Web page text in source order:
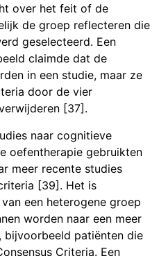
over het feit of de
de groep reflecteren die
geselecteerd. Een
claimde dat de
in een studie, maar ze
door de vier
[37].
naar cognitieve
oefentherapie gebruikten
meer recente studies
[39]. Het is
een heterogene groep
worden naar een meer
bijvoorbeeld patiënten die
Criteria. Een